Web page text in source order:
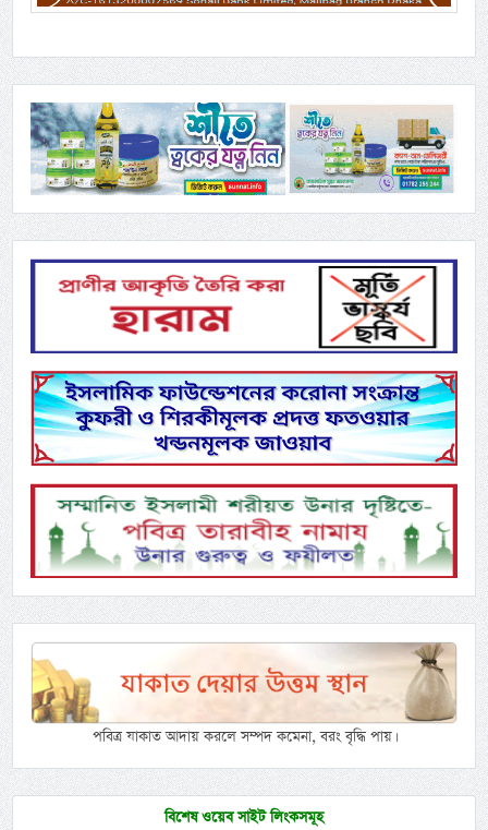
পবিত্র যাকাত আদায় করলে সম্পদ কমেনা, বরং বৃদ্ধি পায়।
বিশেষ ওয়েব সাইট লিংকসমূহ